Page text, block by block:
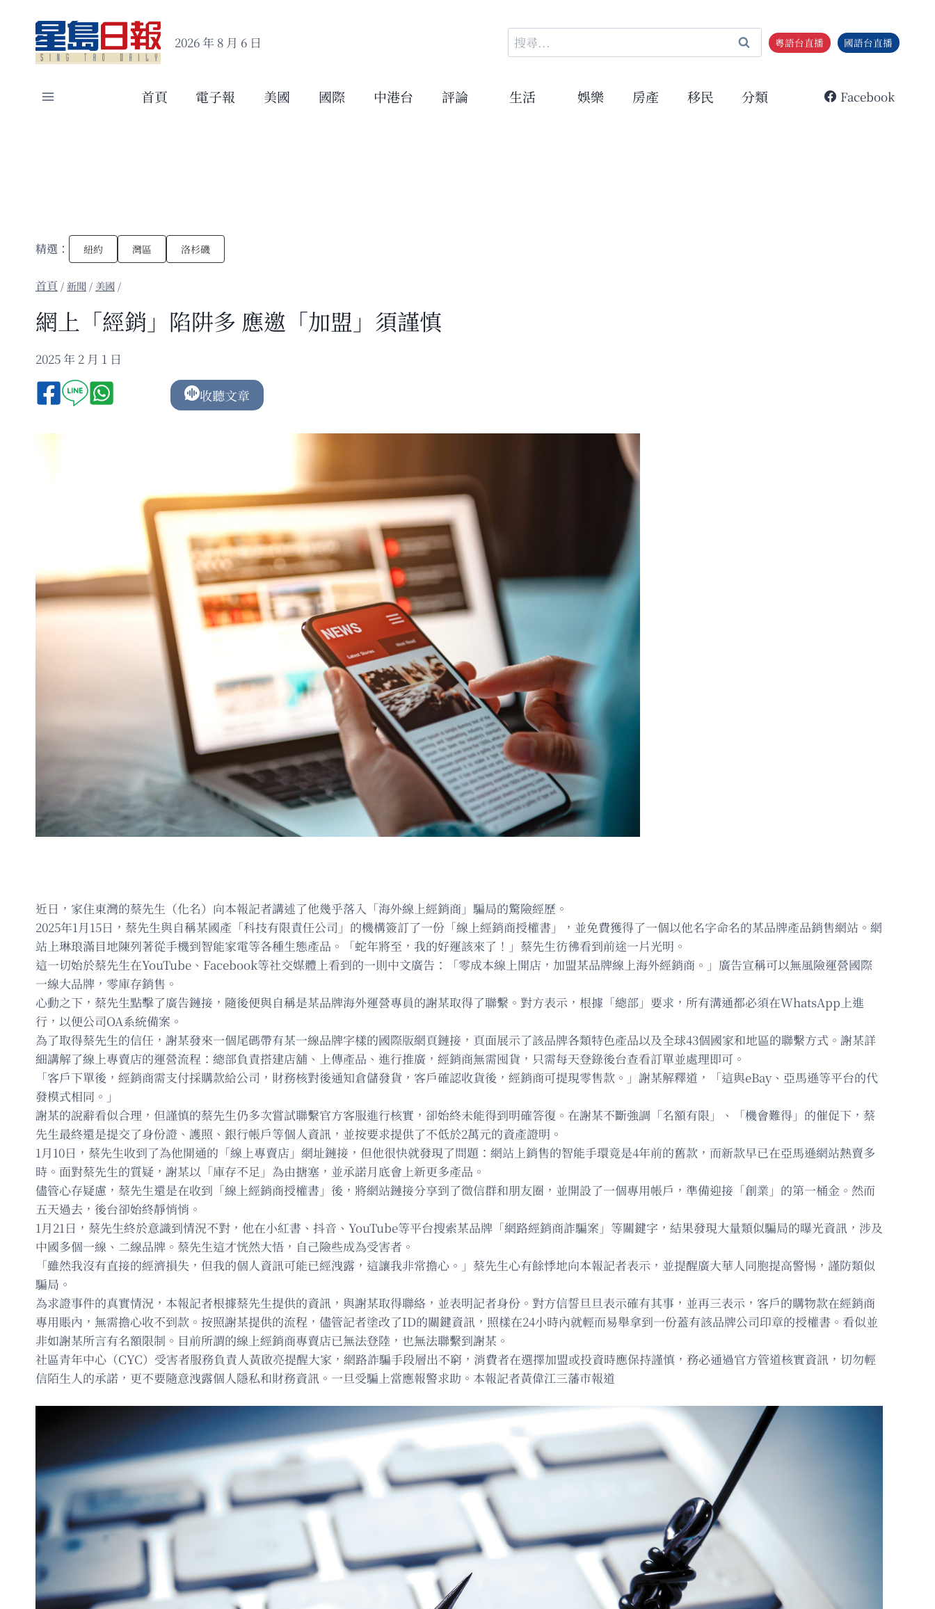
content
2026 年 8 月 6 日
搜
尋
鍵
粵語台直播 國語台直播
首頁 電子報 美國 國際 中港台 評論 生活 娛樂 房產 移民 分類 Facebook
精選： 紐約 灣區 洛杉磯
/新聞 / 美國 /
網上「經銷」陷阱多 應邀「加盟」須謹慎
2025 年 2 月 1 日
收聽文章
近日，家住東灣的蔡先生（化名）向本報記者講述了他幾乎落入「海外線上經銷商」騙局的驚險經歷。
2025年1月15日，蔡先生與自稱某國產「科技有限責任公司」的機構簽訂了一份「線上經銷商授權書」，並免費獲得了一個以他名字命名的某品牌產品銷售網站。網
站上琳琅滿目地陳列著從手機到智能家電等各種生態產品。「蛇年將至，我的好運該來了！」蔡先生彷彿看到前途一片光明。
這一切始於蔡先生在YouTube、Facebook等社交媒體上看到的一則中文廣告：「零成本線上開店，加盟某品牌線上海外經銷商。」廣告宣稱可以無風險運營國際
一線大品牌，零庫存銷售。
心動之下，蔡先生點擊了廣告鏈接，隨後便與自稱是某品牌海外運營專員的謝某取得了聯繫。對方表示，根據「總部」要求，所有溝通都必須在WhatsApp上進
行，以便公司OA系統備案。
為了取得蔡先生的信任，謝某發來一個尾碼帶有某一線品牌字樣的國際版網頁鏈接，頁面展示了該品牌各類特色產品以及全球43個國家和地區的聯繫方式。謝某詳
細講解了線上專賣店的運營流程：總部負責搭建店舖、上傳產品、進行推廣，經銷商無需囤貨，只需每天登錄後台查看訂單並處理即可。
「客戶下單後，經銷商需支付採購款給公司，財務核對後通知倉儲發貨，客戶確認收貨後，經銷商可提現零售款。」謝某解釋道，「這與eBay、亞馬遜等平台的代
發模式相同。」
謝某的說辭看似合理，但謹慎的蔡先生仍多次嘗試聯繫官方客服進行核實，卻始終未能得到明確答復。在謝某不斷強調「名額有限」、「機會難得」的催促下，蔡
先生最終還是提交了身份證、護照、銀行帳戶等個人資訊，並按要求提供了不低於2萬元的資產證明。
1月10日，蔡先生收到了為他開通的「線上專賣店」網址鏈接，但他很快就發現了問題：網站上銷售的智能手環竟是4年前的舊款，而新款早已在亞馬遜網站熱賣多
時。面對蔡先生的質疑，謝某以「庫存不足」為由搪塞，並承諾月底會上新更多產品。
儘管心存疑慮，蔡先生還是在收到「線上經銷商授權書」後，將網站鏈接分享到了微信群和朋友圈，並開設了一個專用帳戶，準備迎接「創業」的第一桶金。然而
五天過去，後台卻始終靜悄悄。
1月21日，蔡先生終於意識到情況不對，他在小紅書、抖音、YouTube等平台搜索某品牌「網路經銷商詐騙案」等關鍵字，結果發現大量類似騙局的曝光資訊，涉及
中國多個一線、二線品牌。蔡先生這才恍然大悟，自己險些成為受害者。
「雖然我沒有直接的經濟損失，但我的個人資訊可能已經洩露，這讓我非常擔心。」蔡先生心有餘悸地向本報記者表示，並提醒廣大華人同胞提高警惕，謹防類似
騙局。
為求證事件的真實情況，本報記者根據蔡先生提供的資訊，與謝某取得聯絡，並表明記者身份。對方信誓旦旦表示確有其事，並再三表示，客戶的購物款在經銷商
專用賬內，無需擔心收不到款。按照謝某提供的流程，儘管記者塗改了ID的關鍵資訊，照樣在24小時內就輕而易舉拿到一份蓋有該品牌公司印章的授權書。看似並
非如謝某所言有名額限制。目前所謂的線上經銷商專賣店已無法登陸，也無法聯繫到謝某。
社區青年中心（CYC）受害者服務負責人黃啟亮提醒大家，網路詐騙手段層出不窮，消費者在選擇加盟或投資時應保持謹慎，務必通過官方管道核實資訊，切勿輕
信陌生人的承諾，更不要隨意洩露個人隱私和財務資訊。一旦受騙上當應報警求助。本報記者黃偉江三藩市報道